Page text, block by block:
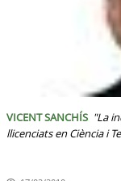
VICENT SANCHÍS "La
llicenciats en Ciència i